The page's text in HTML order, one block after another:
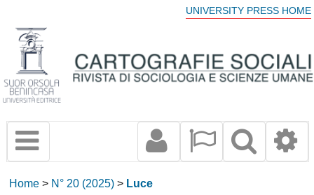
UNIVERSITY PRESS HOME
Home > N° 20 (2025) > Luce